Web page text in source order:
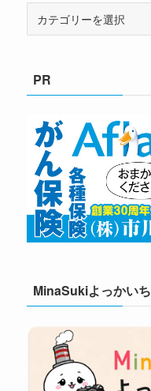
ーPR
MinaSukiよっかいち